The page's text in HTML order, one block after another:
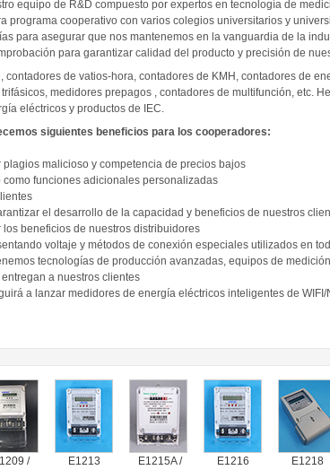
equipo de R&D compuesto por expertos en tecnología de
cooperativo con varios colegios universitarios y
para asegurar que nos mantenemos en la vanguardia de la
para garantizar calidad del producto y precisión de
de vatios-hora, contadores de KMH, contadores de
medidores prepagos , contadores de multifunción, etc.
eléctricos y productos de IEC.
siguientes beneficios para los cooperadores:
malicioso y competencia de precios bajos
funciones adicionales personalizadas
el desarrollo de la capacidad y beneficios de nuestros
beneficios de nuestros distribuidores
voltaje y métodos de conexión especiales utilizados en
tecnologías de producción avanzadas, equipos de
a nuestros clientes
a lanzar medidores de energía eléctricos inteligentes de WIFI/
/ E1213 E1215A / E1216 E1218